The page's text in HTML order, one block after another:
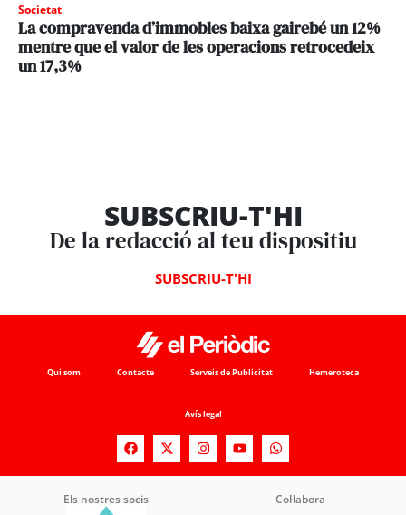
Societat
La compravenda d’immobles baixa gairebé un 12%
mentre que el valor de les operacions retrocedeix
un 17,3%
SUBSCRIU-T'HI
De la redacció al teu dispositiu
SUBSCRIU-T'HI
Qui som Contacte Serveis de Publicitat Hemeroteca
Avís legal
Els nostres socis Col·labora